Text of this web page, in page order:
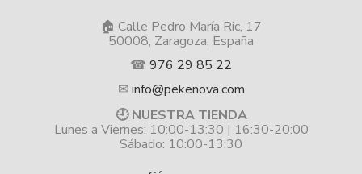
🏠 Calle Pedro María Ric, 17
50008, Zaragoza, España
☎ 976 29 85 22
✉info@pekenova.com
🕘 NUESTRA TIENDA
Lunes a Viernes: 10:00-13:30 | 16:30-20:00
Sábado: 10:00-13:30